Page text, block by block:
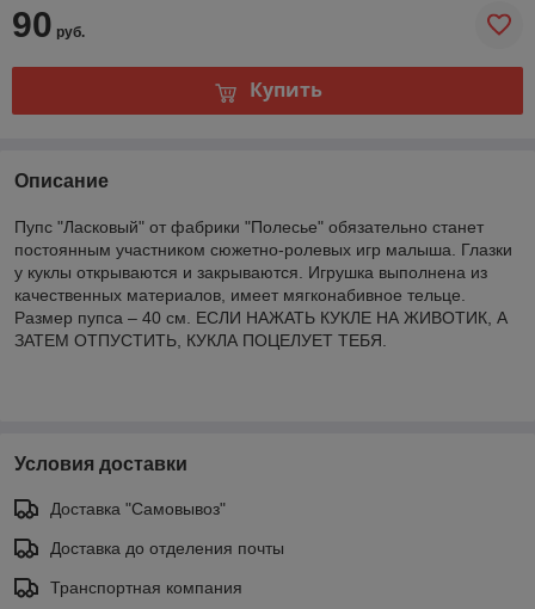
90 руб.
Купить
Описание
Пупс "Ласковый" от фабрики "Полесье" обязательно станет
постоянным участником сюжетно-ролевых игр малыша. Глазки
у куклы открываются и закрываются. Игрушка выполнена из
качественных материалов, имеет мягконабивное тельце.
Размер пупса – 40 см. ЕСЛИ НАЖАТЬ КУКЛЕ НА ЖИВОТИК, А
ЗАТЕМ ОТПУСТИТЬ, КУКЛА ПОЦЕЛУЕТ ТЕБЯ.
Условия доставки
Доставка "Самовывоз"
Доставка до отделения почты
Транспортная компания